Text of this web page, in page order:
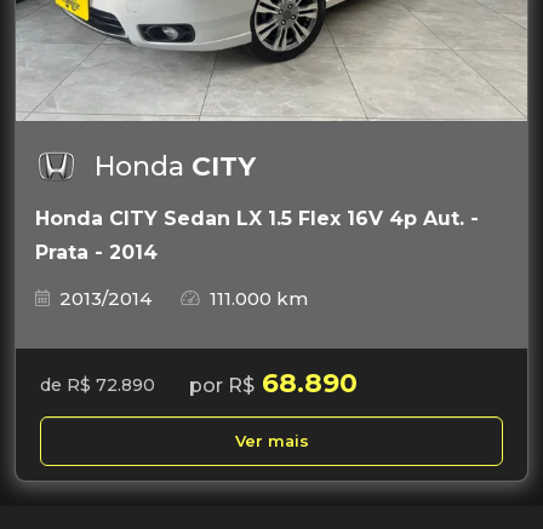
Honda CITY
Honda CITY Sedan LX 1.5 Flex 16V 4p Aut. -
Prata - 2014
2013/2014
111.000 km
de R$ 72.890 por R$ 68.890
Ver mais